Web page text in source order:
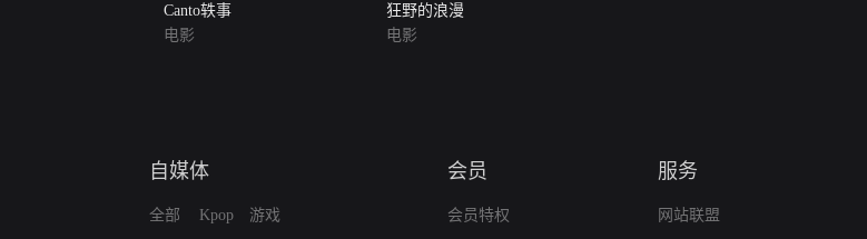
Canto轶事
电影
狂野的浪漫
电影
自媒体
全部 Kpop 游戏
会员
会员特权
服务
网站联盟